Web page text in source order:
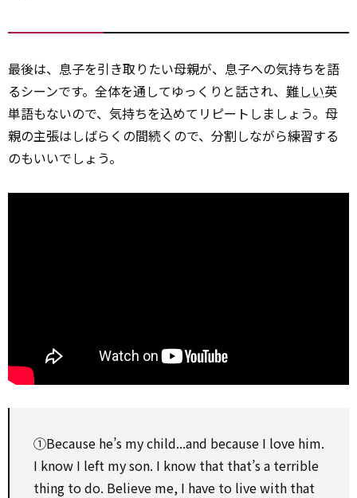
最後は、息子を引き取りたい母親が、息子への気持ちを語
るシーンです。全体を通してゆっくりと話され、 難しい英
単語もないので、気持ちを込めてリピートしましょう。母
親の主張はしばらくの間続くので、分割しながら練習する
のもいいでしょう。
①Because he’s my child...and because I love him.
I know I left my son. I know that that’s a terrible
thing to do. Believe me, I have to live with that